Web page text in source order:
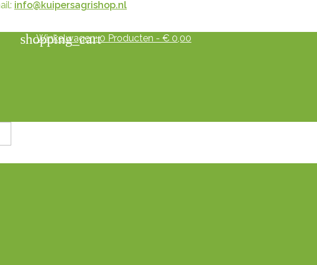
info@kuipersagrishop.nl
shopping_cart
Winkelwagen: 0 Producten - € 0,00